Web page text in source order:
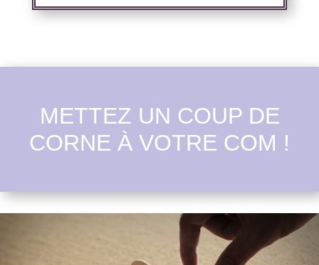
METTEZ UN COUP DE
CORNE À VOTRE COM !